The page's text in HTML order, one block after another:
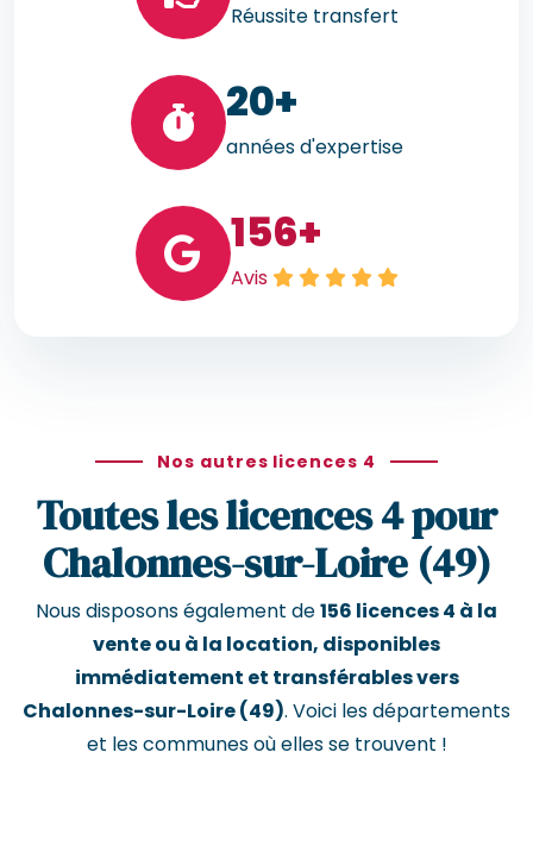
Réussite transfert
20+
années d'expertise
156+
Avis
Nos autres licences 4
Toutes les licences 4 pour
Chalonnes-sur-Loire (49)
Nous disposons également de156 licences 4 à la
vente ou à la location, disponibles
immédiatement et transférables vers
Chalonnes-sur-Loire (49). Voici les départements
et les communes où elles se trouvent !